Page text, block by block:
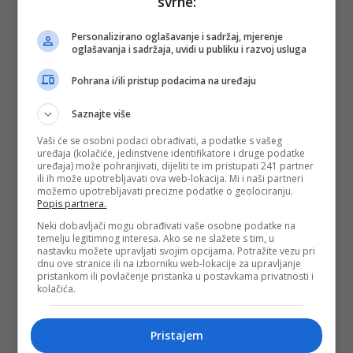
Personalizirano oglašavanje i sadržaj, mjerenje
oglašavanja i sadržaja, uvidi u publiku i razvoj usluga
Pohrana i/ili pristup podacima na uređaju
Saznajte više
Vaši će se osobni podaci obrađivati, a podatke s vašeg
uređaja (kolačiće, jedinstvene identifikatore i druge podatke
uređaja) može pohranjivati, dijeliti te im pristupati 241 partner
ili ih može upotrebljavati ova web-lokacija. Mi i naši partneri
možemo upotrebljavati precizne podatke o geolociranju.
Popis partnera.
Neki dobavljači mogu obrađivati vaše osobne podatke na
temelju legitimnog interesa. Ako se ne slažete s tim, u
nastavku možete upravljati svojim opcijama. Potražite vezu pri
dnu ove stranice ili na izborniku web-lokacije za upravljanje
pristankom ili povlačenje pristanka u postavkama privatnosti i
kolačića.
Pristajem